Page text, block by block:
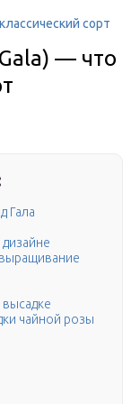
сорт
— что
Гала
выращивание
чайной розы